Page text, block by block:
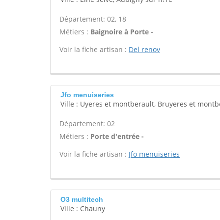
Département: 02, 18
Métiers : Baignoire à Porte -
Voir la fiche artisan : Del renov
Jfo menuiseries
Ville : Uyeres et montberault, Bruyeres et
Département: 02
Métiers : Porte d'entrée -
Voir la fiche artisan : Jfo menuiseries
O3 multitech
Ville : Chauny